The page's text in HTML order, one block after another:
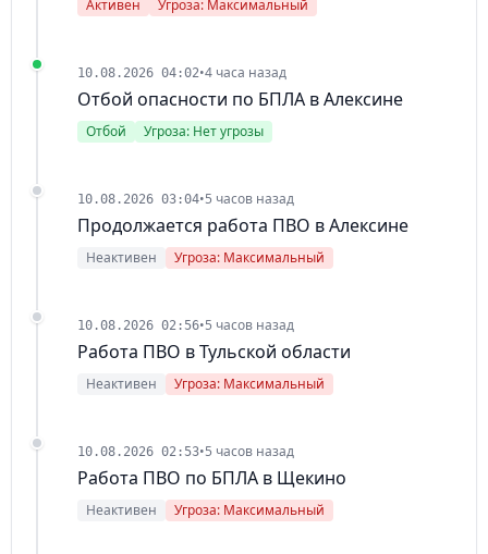
Активен Угроза: Максимальный
10.08.2026 04:02•4 часа назад
Отбой опасности по БПЛА в Алексине
Отбой Угроза: Нет угрозы
10.08.2026 03:04•5 часов назад
Продолжается работа ПВО в Алексине
Неактивен Угроза: Максимальный
10.08.2026 02:56•5 часов назад
Работа ПВО в Тульской области
Неактивен Угроза: Максимальный
10.08.2026 02:53•5 часов назад
Работа ПВО по БПЛА в Щекино
Неактивен Угроза: Максимальный